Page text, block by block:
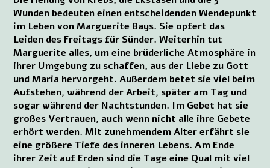
Wunden bedeuten einen entscheidenden Wendepunkt
im Leben von Marguerite Bays. Sie opfert das
Leiden des Freitags für Sünder. Weiterhin tut
Marguerite alles, um eine brüderliche Atmosphäre in
ihrer Umgebung zu schaffen, aus der Liebe zu Gott
und Maria hervorgeht. Außerdem betet sie viel beim
Aufstehen, während der Arbeit, später am Tag und
sogar während der Nachtstunden. Im Gebet hat sie
großes Vertrauen, auch wenn nicht alle ihre Gebete
erhört werden. Mit zunehmendem Alter erfährt sie
eine größere Tiefe des inneren Lebens. Am Ende
ihrer Zeit auf Erden sind die Tage eine Qual mit viel